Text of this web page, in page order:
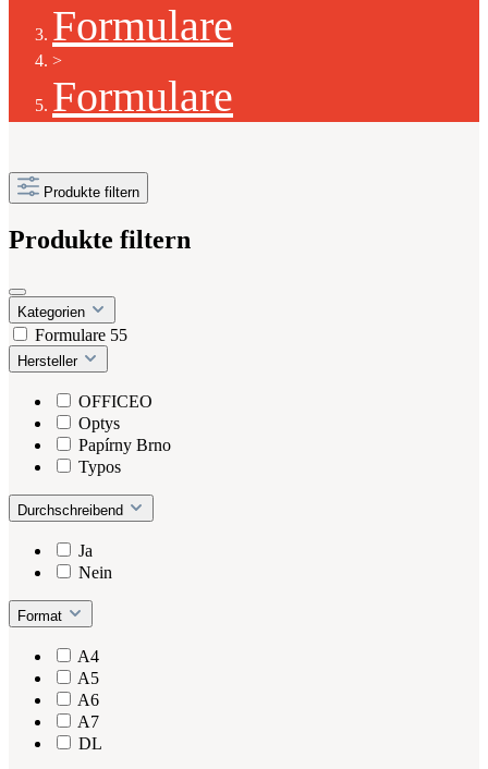
Formulare
>
Formulare
Produkte filtern
Produkte filtern
Kategorien
Formulare 55
Hersteller
OFFICEO
Optys
Papírny Brno
Typos
Durchschreibend
Ja
Nein
Format
A4
A5
A6
A7
DL